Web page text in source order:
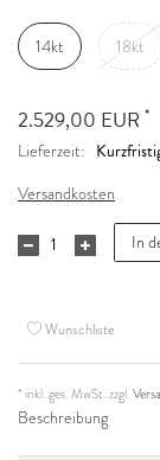
14kt 18kt
2.529,00 EUR *
Lieferzeit:
Versandkosten
In
Wunschliste
* inkl. ges. MwSt. zzgl.
Beschreibung